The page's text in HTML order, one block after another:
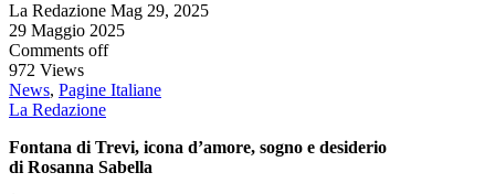
La Redazione Mag 29, 2025
29 Maggio 2025
Comments off
972 Views
News, Pagine Italiane
La Redazione
Fontana di Trevi, icona d’amore, sogno e desiderio
di Rosanna Sabella